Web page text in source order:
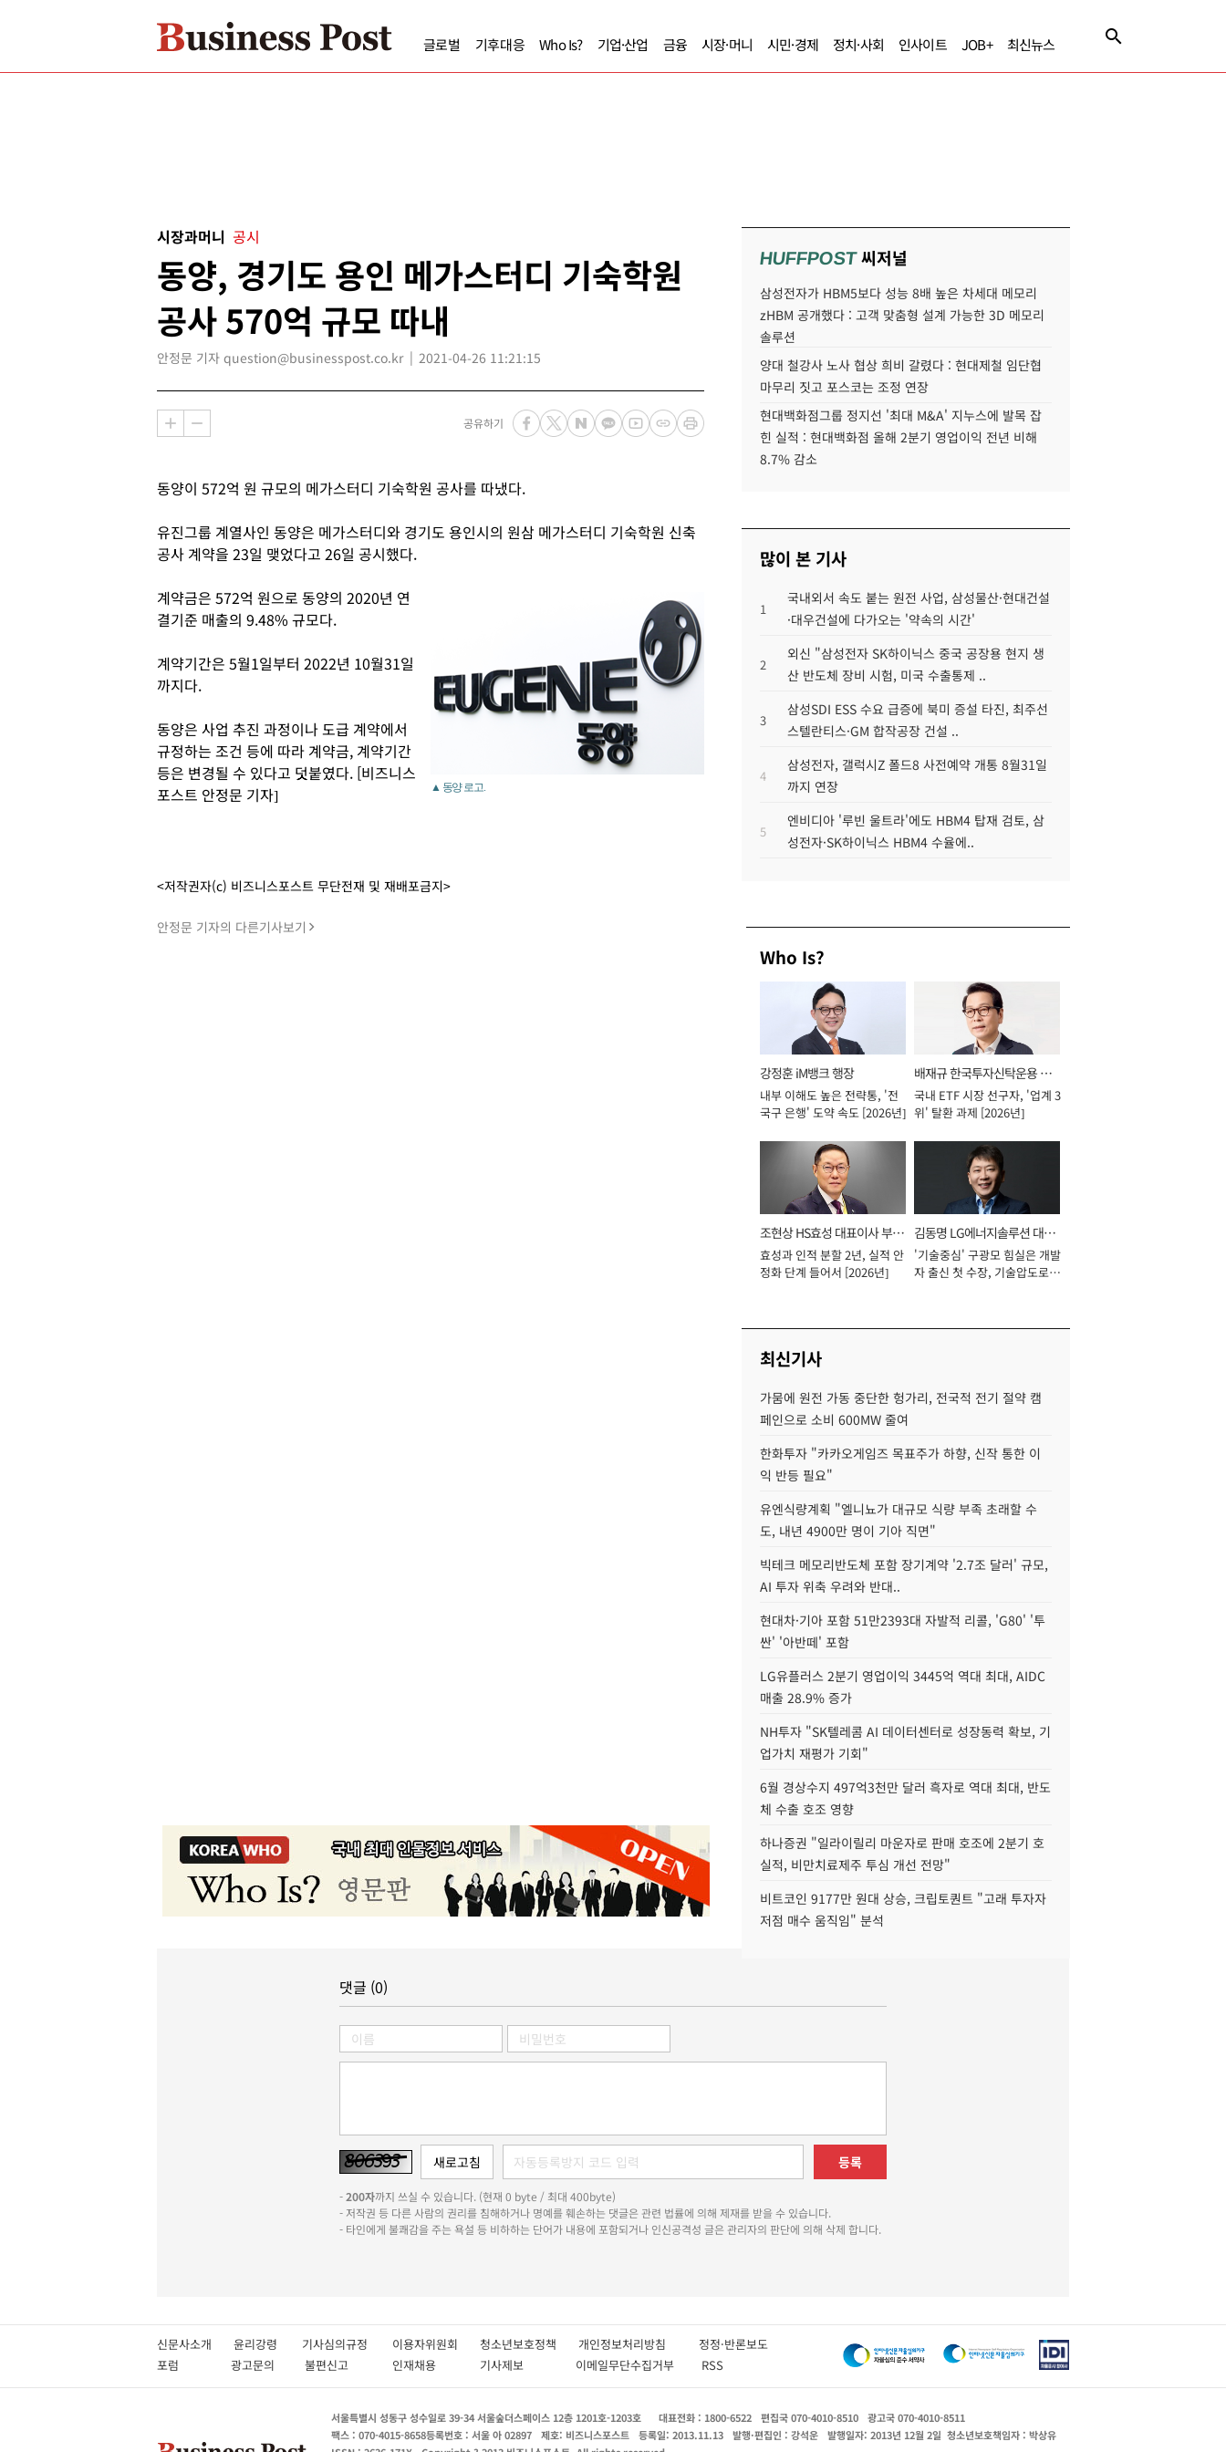
글로벌 기후대응 Who Is? 기업·산업 금융 시장·머니 시민·경제 정치·사회 인사이트 JOB+ 최신뉴스
시장과머니 공시
동양, 경기도 용인 메가스터디 기숙학원
공사 570억 규모 따내
안정문 기자 question@businesspost.co.kr 2021-04-26 11:21:15
공유하기
동양이 572억 원 규모의 메가스터디 기숙학원 공사를 따냈다.
유진그룹 계열사인 동양은 메가스터디와 경기도 용인시의 원삼 메가스터디 기숙학원 신축
공사 계약을 23일 맺었다고 26일 공시했다.
▲ 동양 로고.
계약금은 572억 원으로 동양의 2020년 연
결기준 매출의 9.48% 규모다.
계약기간은 5월1일부터 2022년 10월31일
까지다.
동양은 사업 추진 과정이나 도급 계약에서
규정하는 조건 등에 따라 계약금, 계약기간
등은 변경될 수 있다고 덧붙였다. [비즈니스
포스트 안정문 기자]
<저작권자(c) 비즈니스포스트 무단전재 및 재배포금지>
안정문 기자의 다른기사보기
HUFFPOST씨저널
삼성전자가 HBM5보다 성능 8배 높은 차세대 메모리
zHBM 공개했다 : 고객 맞춤형 설계 가능한 3D 메모리
솔루션
양대 철강사 노사 협상 희비 갈렸다 : 현대제철 임단협
마무리 짓고 포스코는 조정 연장
현대백화점그룹 정지선 '최대 M&A' 지누스에 발목 잡
힌 실적 : 현대백화점 올해 2분기 영업이익 전년 비해
8.7% 감소
많이 본 기사
1
국내외서 속도 붙는 원전 사업, 삼성물산·현대건설
·대우건설에 다가오는 '약속의 시간'
2
외신 "삼성전자 SK하이닉스 중국 공장용 현지 생
산 반도체 장비 시험, 미국 수출통제 ..
3
삼성SDI ESS 수요 급증에 북미 증설 타진, 최주선
스텔란티스·GM 합작공장 건설 ..
4
삼성전자, 갤럭시Z 폴드8 사전예약 개통 8월31일
까지 연장
5
엔비디아 '루빈 울트라'에도 HBM4 탑재 검토, 삼
성전자·SK하이닉스 HBM4 수율에..
Who Is?
강정훈 iM뱅크 행장
내부 이해도 높은 전략통, '전
국구 은행' 도약 속도 [2026년]
배재규 한국투자신탁운용 대
표이사 사장
국내 ETF 시장 선구자, '업계 3
위' 탈환 과제 [2026년]
조현상 HS효성 대표이사 부회
장
효성과 인적 분할 2년, 실적 안
정화 단계 들어서 [2026년]
김동명 LG에너지솔루션 대표
이사 사장
'기술중심' 구광모 힘실은 개발
자 출신 첫 수장, 기술압도로
최신기사
가뭄에 원전 가동 중단한 헝가리, 전국적 전기 절약 캠
페인으로 소비 600MW 줄여
한화투자 "카카오게임즈 목표주가 하향, 신작 통한 이
익 반등 필요"
유엔식량계획 "엘니뇨가 대규모 식량 부족 초래할 수
도, 내년 4900만 명이 기아 직면"
빅테크 메모리반도체 포함 장기계약 '2.7조 달러' 규모,
AI 투자 위축 우려와 반대..
현대차·기아 포함 51만2393대 자발적 리콜, 'G80' '투
싼' '아반떼' 포함
LG유플러스 2분기 영업이익 3445억 역대 최대, AIDC
매출 28.9% 증가
NH투자 "SK텔레콤 AI 데이터센터로 성장동력 확보, 기
업가치 재평가 기회"
6월 경상수지 497억3천만 달러 흑자로 역대 최대, 반도
체 수출 호조 영향
하나증권 "일라이릴리 마운자로 판매 호조에 2분기 호
실적, 비만치료제주 투심 개선 전망"
비트코인 9177만 원대 상승, 크립토퀀트 "고래 투자자
저점 매수 움직임" 분석
댓글 (0)
등록
-200자까지 쓰실 수 있습니다. (현재 0 byte / 최대 400byte)
- 저작권 등 다른 사람의 권리를 침해하거나 명예를 훼손하는 댓글은 관련 법률에 의해 제재를 받을 수 있습니다.
- 타인에게 불쾌감을 주는 욕설 등 비하하는 단어가 내용에 포함되거나 인신공격성 글은 관리자의 판단에 의해 삭제 합니다.
신문사소개 윤리강령 기사심의규정 이용자위원회 청소년보호정책 개인정보처리방침 정정·반론보도
포럼
광고문의 불편신고 인재채용 기사제보 이메일무단수집거부 RSS
서울특별시 성동구 성수일로 39-34 서울숲더스페이스 12층 1201호-1203호 대표전화 : 1800-6522 편집국 070-4010-8510
광고국 070-4010-8511
팩스 : 070-4015-8658등록번호 : 서울 아 02897 제호: 비즈니스포스트 등록일: 2013.11.13 발행·편집인 : 강석운 발행일자: 2013년 12월 2일 청소년보호책임자 : 박상유